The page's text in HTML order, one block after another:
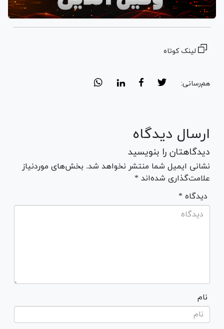
لینک کوتاه
هم‌رسانی:
ارسال دیدگاه
دیدگاهتان را بنویسید
نشانی ایمیل شما منتشر نخواهد شد. بخش‌های موردنیاز
علامت‌گذاری شده‌اند *
* دیدگاه
نام